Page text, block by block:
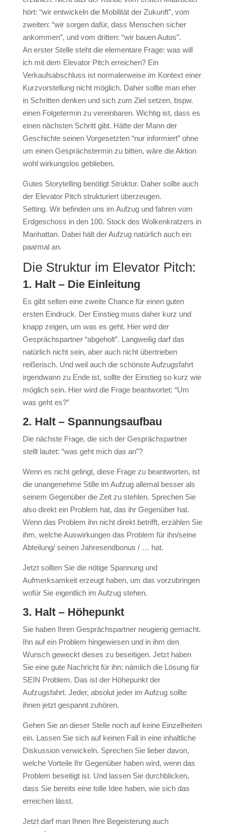
hört: “wir entwickeln die Mobilität der Zukunft”, vom
zweiten: “wir sorgen dafür, dass Menschen sicher
ankommen”, und vom dritten: “wir bauen Autos”.
An erster Stelle steht die elementare Frage: was will
ich mit dem Elevator Pitch erreichen? Ein
Verkaufsabschluss ist normalerweise im Kontext einer
Kurzvorstellung nicht möglich. Daher sollte man eher
in Schritten denken und sich zum Ziel setzen, bspw.
einen Folgetermin zu vereinbaren. Wichtig ist, dass es
einen nächsten Schritt gibt. Hätte der Mann der
Geschichte seinen Vorgesetzten “nur informiert” ohne
um einen Gesprächstermin zu bitten, wäre die Aktion
wohl wirkungslos geblieben.
Gutes Storytelling benötigt Struktur. Daher sollte auch
der Elevator Pitch strukturiert überzeugen.
Setting. Wir befinden uns im Aufzug und fahren vom
Erdgeschoss in den 100. Stock des Wolkenkratzers in
Manhattan. Dabei hält der Aufzug natürlich auch ein
paarmal an.
Die Struktur im Elevator Pitch:
1. Halt – Die Einleitung
Es gibt selten eine zweite Chance für einen guten
ersten Eindruck. Der Einstieg muss daher kurz und
knapp zeigen, um was es geht. Hier wird der
Gesprächspartner “abgeholt”. Langweilig darf das
natürlich nicht sein, aber auch nicht übertrieben
reißerisch. Und weil auch die schönste Aufzugsfahrt
irgendwann zu Ende ist, sollte der Einstieg so kurz wie
möglich sein. Hier wird die Frage beantwortet: “Um
was geht es?”
2. Halt – Spannungsaufbau
Die nächste Frage, die sich der Gesprächspartner
stellt lautet: “was geht mich das an”?
Wenn es nicht gelingt, diese Frage zu beantworten, ist
die unangenehme Stille im Aufzug allemal besser als
seinem Gegenüber die Zeit zu stehlen. Sprechen Sie
also direkt ein Problem hat, das ihr Gegenüber hat.
Wenn das Problem ihn nicht direkt betrifft, erzählen Sie
ihm, welche Auswirkungen das Problem für ihn/seine
Abteilung/ seinen Jahresendbonus / … hat.
Jetzt sollten Sie die nötige Spannung und
Aufmerksamkeit erzeugt haben, um das vorzubringen
wofür Sie eigentlich im Aufzug stehen.
3. Halt – Höhepunkt
Sie haben Ihren Gesprächspartner neugierig gemacht.
Ihn auf ein Problem hingewiesen und in ihm den
Wunsch geweckt dieses zu beseitigen. Jetzt haben
Sie eine gute Nachricht für ihn: nämlich die Lösung für
SEIN Problem. Das ist der Höhepunkt der
Aufzugsfahrt. Jeder, absolut jeder im Aufzug sollte
ihnen jetzt gespannt zuhören.
Gehen Sie an dieser Stelle noch auf keine Einzelheiten
ein. Lassen Sie sich auf keinen Fall in eine inhaltliche
Diskussion verwickeln. Sprechen Sie lieber davon,
welche Vorteile Ihr Gegenüber haben wird, wenn das
Problem beseitigt ist. Und lassen Sie durchblicken,
dass Sie bereits eine tolle Idee haben, wie sich das
erreichen lässt.
Jetzt darf man Ihnen Ihre Begeisterung auch